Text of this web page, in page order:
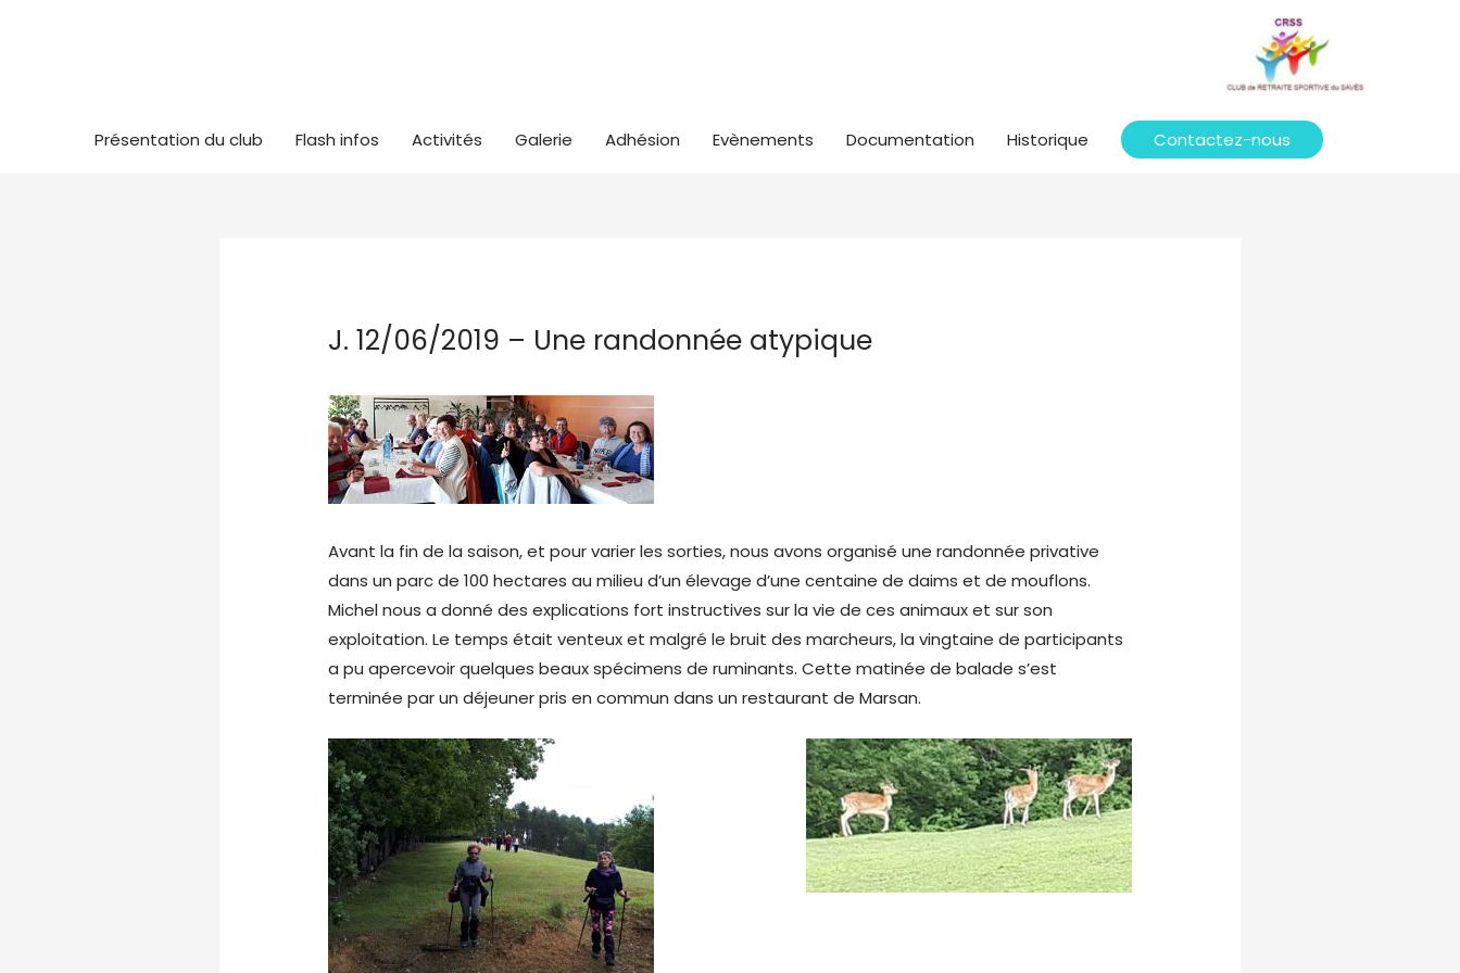
Présentation du club Flash infos Activités Galerie Adhésion Evènements Documentation Historique Contactez-nous
J. 12/06/2019 – Une randonnée atypique
Avant la fin de la saison, et pour varier les sorties, nous avons organisé une randonnée privative
dans un parc de 100 hectares au milieu d’un élevage d’une centaine de daims et de mouflons.
Michel nous a donné des explications fort instructives sur la vie de ces animaux et sur son
exploitation. Le temps était venteux et malgré le bruit des marcheurs, la vingtaine de participants
a pu apercevoir quelques beaux spécimens de ruminants. Cette matinée de balade s’est
terminée par un déjeuner pris en commun dans un restaurant de Marsan.